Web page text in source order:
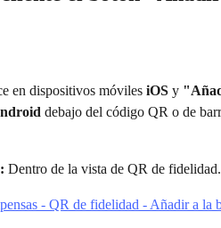
en dispositivos móviles iOS y
debajo del código QR o de
: Dentro de la vista de QR de fidelidad.